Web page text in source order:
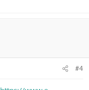
#4